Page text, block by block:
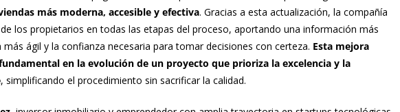
más moderna, accesible y efectiva. Gracias a esta actualización, la compañía
los propietarios en todas las etapas del proceso, aportando una información más
ágil y la confianza necesaria para tomar decisiones con certeza. Esta mejora
en la evolución de un proyecto que prioriza la excelencia y la
, simplificando el procedimiento sin sacrificar la calidad.